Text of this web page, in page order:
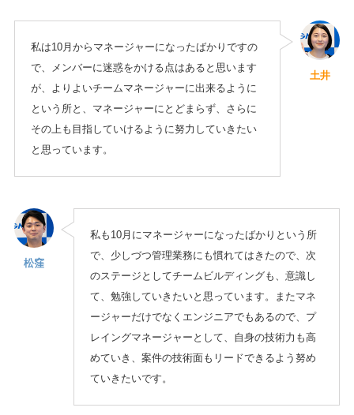
私は10月からマネージャーになったばかりですの
で、メンバーに迷惑をかける点はあると思います
が、よりよいチームマネージャーに出来るように
という所と、マネージャーにとどまらず、さらに
その上も目指していけるように努力していきたい
と思っています。
土井
松窪
私も10月にマネージャーになったばかりという所
で、少しづつ管理業務にも慣れてはきたので、次
のステージとしてチームビルディングも、意識し
て、勉強していきたいと思っています。またマネ
ージャーだけでなくエンジニアでもあるので、プ
レイングマネージャーとして、自身の技術力も高
めていき、案件の技術面もリードできるよう努め
ていきたいです。